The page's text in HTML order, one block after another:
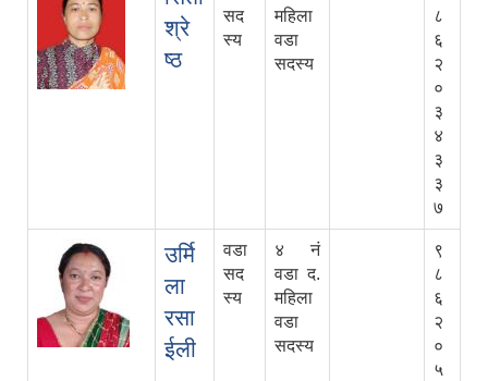
श्रे
ष्ठ
सद
स्य
महिला
वडा
सदस्य
८
६
२
०
३
४
३
३
७
उर्मि
ला
रसा
ईली
वडा
सद
स्य
४ नं
वडा द.
महिला
वडा
सदस्य
९
८
६
२
०
५